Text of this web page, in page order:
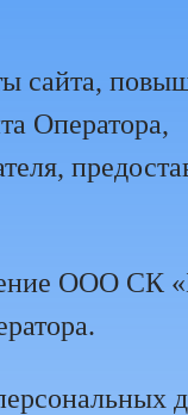
сайта,
Оператора,
ООО СК